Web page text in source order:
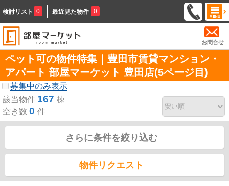
検討リスト 0 最近見た物件 0
お問合せ
ペット可の物件特集｜豊田市賃貸マンション・
アパート 部屋マーケット 豊田店(5ページ目)
募集中のみ表示
該当物件 167 棟
空き数 0 件
さらに条件を絞り込む
物件リクエスト